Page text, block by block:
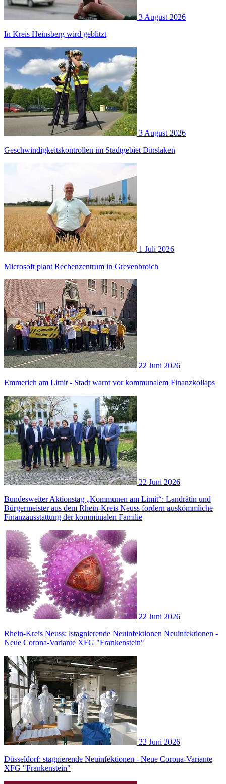
3 August 2026
In Kreis Heinsberg wird geblitzt
3 August 2026
Geschwindigkeitskontrollen im Stadtgebiet Dinslaken
1 Juli 2026
Microsoft plant Rechenzentrum in Grevenbroich
22 Juni 2026
Emmerich am Limit - Stadt warnt vor kommunalem Finanzkollaps
22 Juni 2026
Bundesweiter Aktionstag „Kommunen am Limit“: Landrätin und
Bürgermeister aus dem Rhein-Kreis Neuss fordern auskömmliche
Finanzausstattung der kommunalen Familie
22 Juni 2026
Rhein-Kreis Neuss: lstagnierende Neuinfektionen Neuinfektionen -
Neue Corona-Variante XFG "Frankenstein"
22 Juni 2026
Düsseldorf: stagnierende Neuinfektionen - Neue Corona-Variante
XFG "Frankenstein"